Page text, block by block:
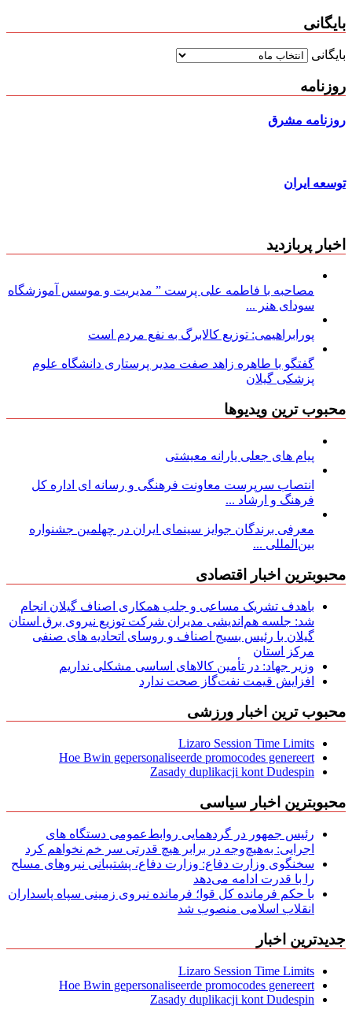
بایگانی
بایگانی
روزنامه
روزنامه مشرق
توسعه ایران
اخبار پربازدید
مصاحبه با فاطمه علی پرست ” مدیریت و موسس آموزشگاه
سودای هنر ...
پورابراهیمی: توزیع کالابرگ به نفع مردم است
گفتگو با طاهره زاهد صفت مدیر پرستاری دانشگاه علوم
پزشکی گیلان
محبوب ترین ویدیوها
پیام های جعلی یارانه معیشتی
انتصاب سرپرست معاونت فرهنگی و رسانه ای اداره کل
فرهنگ و ارشاد ...
معرفی برندگان جوایز سینمای ایران در چهلمین جشنواره
بین‌المللی ...
محبوبترین اخبار اقتصادی
باهدف تشریک مساعی و جلب همکاری اصناف گیلان انجام
شد: جلسه هم‌اندیشی مدیران شركت توزیع نیروی برق استان
گیلان با رئیس بسیج اصناف و روسای اتحادیه های صنفی
مركز استان
وزیر جهاد: در تأمین کالاهای اساسی مشکلی نداریم
افزایش قیمت نفت‌گاز صحت ندارد
محبوب ترین اخبار ورزشی
Lizaro Session Time Limits
Hoe Bwin gepersonaliseerde promocodes genereert
Zasady duplikacji kont Dudespin
محبوبترین اخبار سیاسی
رئیس جمهور در گردهمایی روابط‌عمومی دستگاه های
اجرایی: به‌هیچ‌وجه در برابر هیچ قدرتی سر خم نخواهم کرد
سخنگوی وزارت دفاع: وزارت دفاع، پشتیبانی نیرو‌های مسلح
را با قدرت ادامه می‌دهد
با حکم فرمانده کل قوا؛ فرمانده نیروی زمینی سپاه پاسداران
انقلاب اسلامی منصوب شد
جدیدترین اخبار
Lizaro Session Time Limits
Hoe Bwin gepersonaliseerde promocodes genereert
Zasady duplikacji kont Dudespin